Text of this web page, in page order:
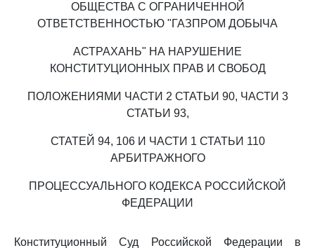
ОБЩЕСТВА С ОГРАНИЧЕННОЙ
ОТВЕТСТВЕННОСТЬЮ "ГАЗПРОМ ДОБЫЧА
АСТРАХАНЬ" НА НАРУШЕНИЕ
КОНСТИТУЦИОННЫХ ПРАВ И СВОБОД
ПОЛОЖЕНИЯМИ ЧАСТИ 2 СТАТЬИ 90, ЧАСТИ 3
СТАТЬИ 93,
СТАТЕЙ 94, 106 И ЧАСТИ 1 СТАТЬИ 110
АРБИТРАЖНОГО
ПРОЦЕССУАЛЬНОГО КОДЕКСА РОССИЙСКОЙ
ФЕДЕРАЦИИ
Конституционный Суд Российской Федерации в